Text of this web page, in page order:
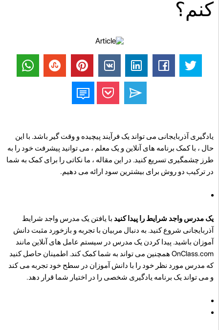
کنم؟
یادگیری آذربایجانی می تواند یک فرآیند پیچیده و وقت گیر باشد. با این
حال ، با کمک برنامه های آنلاین و یک معلم ، می توانید پیشرفت خود را به
طرز چشمگیری تسریع کنید. در این مقاله ، ما نکاتی را برای کمک به شما
در ترکیب دو روش برای بیشترین سود ارائه می دهیم.
یک مدرس واجد شرایط را پیدا کنید با یافتن یک مدرس واجد شرایط
آذربایجانی شروع کنید. به دنبال مربیان با تجربه و بازخورد مثبت دانش
آموزان باشید. پیدا کردن یک مدرس در سیستم عامل های آنلاین مانند
OnClass.com همچنین می تواند به شما کمک کند. اطمینان حاصل کنید
که مدرس مورد نظر خود را با دانش آموزان در سطح خود تجربه می کند
و می تواند یک برنامه یادگیری شخصی را در اختیار شما قرار دهد.